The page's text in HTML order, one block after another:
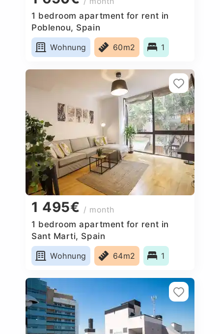
1 bedroom apartment for rent in
Poblenou, Spain
Wohnung
60m2 1
1 495€ / month
1 bedroom apartment for rent in
Sant Marti, Spain
Wohnung
64m2 1